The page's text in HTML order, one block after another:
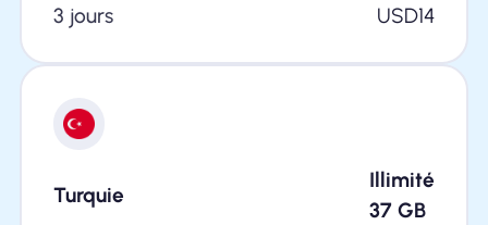
3 jours
USD14
Turquie
Illimité
37 GB